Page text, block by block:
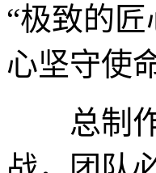
“极致的
心坚守使
总制作